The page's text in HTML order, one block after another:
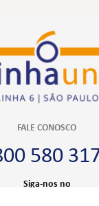
FALE CONOSCO
580
Siga-nos no